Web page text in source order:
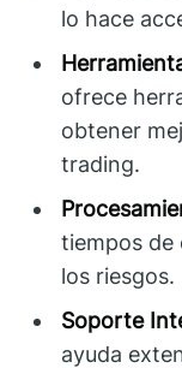
lo hace
ofrece
obtener
trading.
tiempos de
los riesgos.
Soporte
ayuda